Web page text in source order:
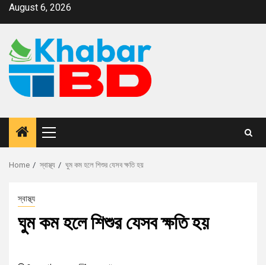
August 6, 2026
Home স্বাস্থ্য ঘুম কম হলে শিশুর যেসব ক্ষতি হয়
স্বাস্থ্য
ঘুম কম হলে শিশুর যেসব ক্ষতি হয়